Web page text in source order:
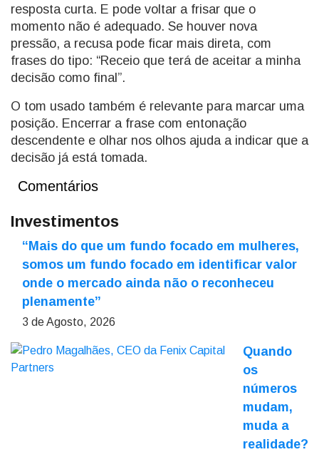
resposta curta. E pode voltar a frisar que o
momento não é adequado. Se houver nova
pressão, a recusa pode ficar mais direta, com
frases do tipo: “Receio que terá de aceitar a minha
decisão como final”.
O tom usado também é relevante para marcar uma
posição. Encerrar a frase com entonação
descendente e olhar nos olhos ajuda a indicar que a
decisão já está tomada.
Comentários
Investimentos
“Mais do que um fundo focado em mulheres,
somos um fundo focado em identificar valor
onde o mercado ainda não o reconheceu
plenamente”
3 de Agosto, 2026
Quando
os
números
mudam,
muda a
realidade?